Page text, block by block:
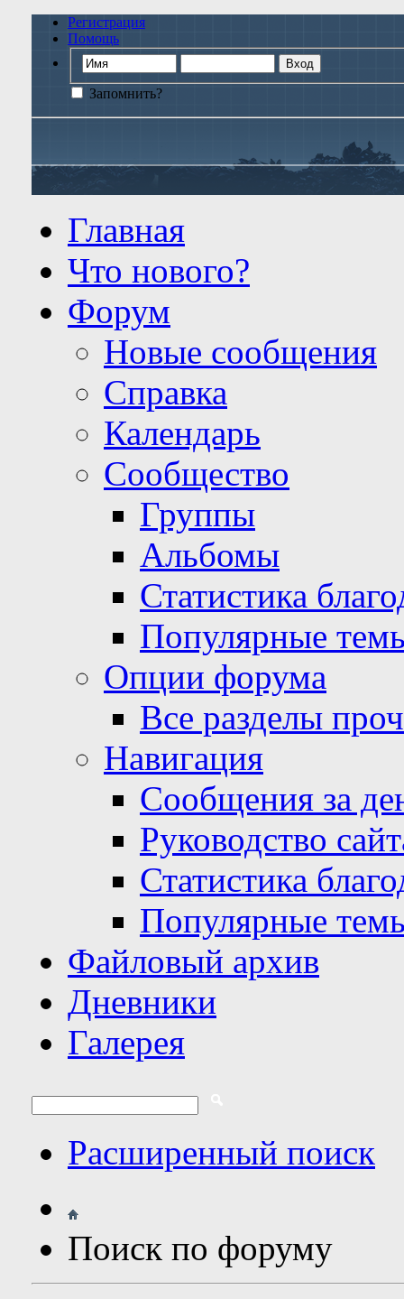
Регистрация
Помощь
Запомнить?
Главная
Что нового?
Форум
Новые сообщения
Справка
Календарь
Сообщество
Группы
Альбомы
Статистика
Популярные
Опции форума
Все разделы
Навигация
Сообщения за
Руководство
Статистика
Популярные
Файловый архив
Дневники
Галерея
Расширенный поиск
Поиск по форуму